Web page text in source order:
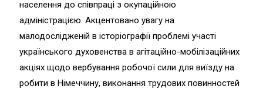
населення до співпраці з окупаційною
адміністрацією. Акцентовано увагу на
малодослідженій в історіографії проблемі участі
українського духовенства в агітаційно-мобілізаційних
акціях щодо вербування робочої сили для виїзду на
робити в Німеччину, виконання трудових повинностей